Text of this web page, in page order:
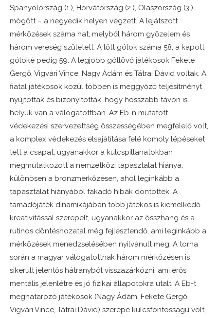
Spanyolország (1.), Horvátország (2.), Olaszország (3.)
mögött – a negyedik helyen végzett. A lejátszott
mérkőzések száma hat, melyből három győzelem és
három vereség született. A lőtt gólok száma 58, a kapott
góloké pedig 59. A legjobb góllövő játékosok Fekete
Gergő, Vigvári Vince, Nagy Ádám és Tátrai Dávid voltak. A
fiatal játékosok közül többen is meggyőző teljesítményt
nyújtottak és bizonyították, hogy hosszabb távon is
helyük van a válogatottban. Az Eb-n mutatott
védekezési szervezettség összességében megfelelő volt,
a komplex védekezés elsajátítása felé komoly lépéseket
tett a csapat, ugyanakkor a kulcspillanatokban
megmutatkozott a nemzetközi tapasztalat hiánya,
különösen a bronzmérkőzésen, ahol leginkább a
tapasztalat hiányából fakadó hibák döntöttek. A
tamadójáték dinamikájában több játékos is kiemelkedő
kreativitással szerepelt, ugyanakkor az összhang és a
rutinos döntéshozatal még fejlesztendő, ami leginkább a
mérkőzések menedzselésében nyilvánult meg. A torna
során a magyar válogatottnak három mérkőzésen is
sikerült jelentős hátrányból visszazárkózni, ami erős
mentális jelenlétre és jó fizikai állapotokra utalt. A Eb-t
meghatarozó játékosok (Nagy Ádám, Fekete Gergő,
Vigvári Vince, Tátrai Dávid) szerepe kulcsfontossagú volt,